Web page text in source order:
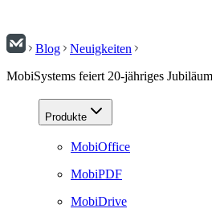
Blog
Neuigkeiten
MobiSystems feiert 20-jähriges Jubiläum
Produkte
MobiOffice
MobiPDF
MobiDrive